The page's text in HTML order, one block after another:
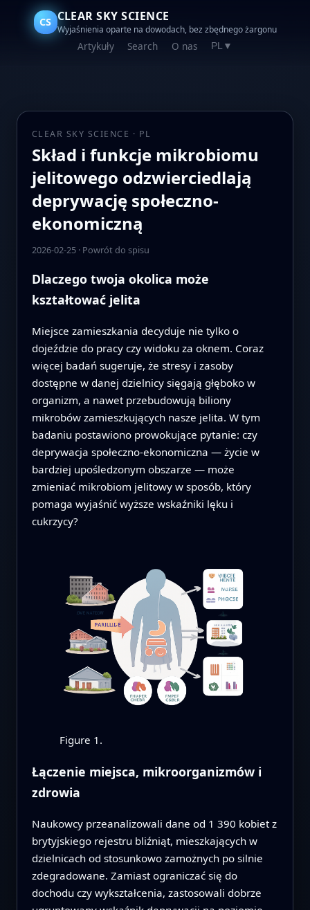
CS CLEAR SKY SCIENCE
Wyjaśnienia oparte na dowodach, bez zbędnego żargonu
Artykuły Search O nas PL▼
CLEAR SKY SCIENCE · PL
Skład i funkcje mikrobiomu
jelitowego odzwierciedlają
deprywację społeczno-
ekonomiczną
2026-02-25· Powrót do spisu
Dlaczego twoja okolica może
kształtować jelita
Miejsce zamieszkania decyduje nie tylko o
dojeździe do pracy czy widoku za oknem. Coraz
więcej badań sugeruje, że stresy i zasoby
dostępne w danej dzielnicy sięgają głęboko w
organizm, a nawet przebudowują biliony
mikrobów zamieszkujących nasze jelita. W tym
badaniu postawiono prowokujące pytanie: czy
deprywacja społeczno-ekonomiczna — życie w
bardziej upośledzonym obszarze — może
zmieniać mikrobiom jelitowy w sposób, który
pomaga wyjaśnić wyższe wskaźniki lęku i
cukrzycy?
Figure 1.
Łączenie miejsca, mikroorganizmów i
zdrowia
Naukowcy przeanalizowali dane od 1 390 kobiet z
brytyjskiego rejestru bliźniąt, mieszkających w
dzielnicach od stosunkowo zamożnych po silnie
zdegradowane. Zamiast ograniczać się do
dochodu czy wykształcenia, zastosowali dobrze